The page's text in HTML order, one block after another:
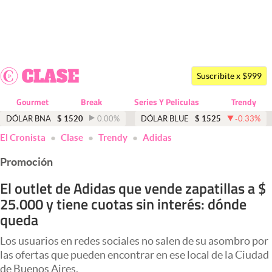
Dólar
Economía y Política
Finanzas y Mercados
Mercados Online
Negocios
Columnistas
Apertura
Suscribite x $999
Gourmet Break Series Y Peliculas Trendy
DÓLAR BNA $ 1520 0.00% DÓLAR BLUE $ 1525 -0.33%
El Cronista Clase Trendy Adidas
Promoción
El outlet de Adidas que vende zapatillas a $
25.000 y tiene cuotas sin interés: dónde
queda
Los usuarios en redes sociales no salen de su asombro por
las ofertas que pueden encontrar en ese local de la Ciudad
de Buenos Aires.